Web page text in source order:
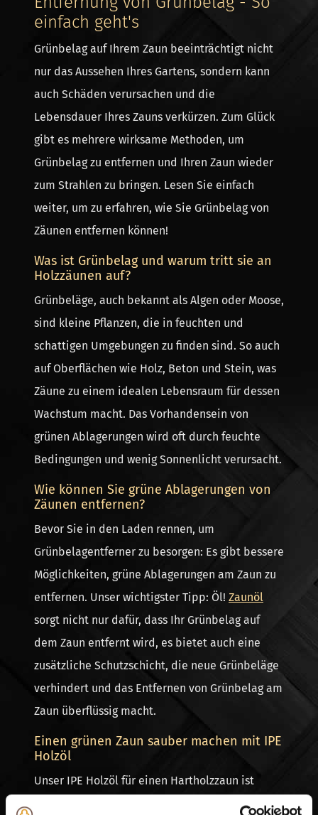
einfach geht's
Grünbelag auf Ihrem Zaun beeinträchtigt nicht
nur das Aussehen Ihres Gartens, sondern kann
auch Schäden verursachen und die
Lebensdauer Ihres Zauns verkürzen. Zum Glück
gibt es mehrere wirksame Methoden, um
Grünbelag zu entfernen und Ihren Zaun wieder
zum Strahlen zu bringen. Lesen Sie einfach
weiter, um zu erfahren, wie Sie Grünbelag von
Zäunen entfernen können!
Was ist Grünbelag und warum tritt sie an
Holzzäunen auf?
Grünbeläge, auch bekannt als Algen oder Moose,
sind kleine Pflanzen, die in feuchten und
schattigen Umgebungen zu finden sind. So auch
auf Oberflächen wie Holz, Beton und Stein, was
Zäune zu einem idealen Lebensraum für dessen
Wachstum macht. Das Vorhandensein von
grünen Ablagerungen wird oft durch feuchte
Bedingungen und wenig Sonnenlicht verursacht.
Wie können Sie grüne Ablagerungen von
Zäunen entfernen?
Bevor Sie in den Laden rennen, um
Grünbelagentferner zu besorgen: Es gibt bessere
Möglichkeiten, grüne Ablagerungen am Zaun zu
entfernen. Unser wichtigster Tipp: Öl! Zaunöl
sorgt nicht nur dafür, dass Ihr Grünbelag auf
dem Zaun entfernt wird, es bietet auch eine
zusätzliche Schutzschicht, die neue Grünbeläge
verhindert und das Entfernen von Grünbelag am
Zaun überflüssig macht.
Einen grünen Zaun sauber machen mit IPE
Holzöl
Unser IPE Holzöl für einen Hartholzzaun ist
einfach zu verwenden. Kaufen Sie einen neuen